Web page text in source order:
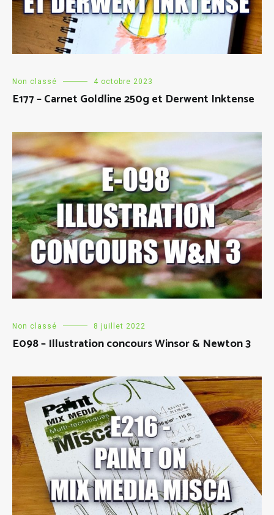
Non classé 4 octobre 2023
E177 – Carnet Goldline 250g et Derwent Inktense
Non classé 8 juillet 2022
E098 – Illustration concours Winsor & Newton 3